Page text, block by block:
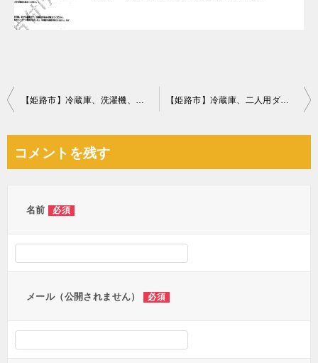
投
ビ
【姫路市】冷蔵庫、洗濯機、自動車タイヤの回収・処分ご依頼 【姫路市】冷蔵庫、二人用ダイニングテーブル、電子レンジ等の回収
コメントを残す
名前 必須
メール（公開されません） 必須